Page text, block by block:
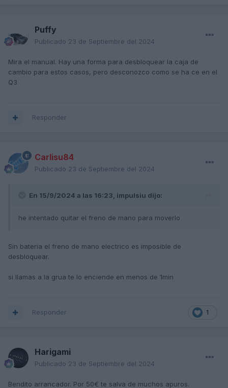
Puffy
Publicado 23 de Septiembre del 2024
Mira el manual. Hay una forma para desbloquear la caja de
cambio para estos casos, pero desconozco como se ha ce en el
Q3
Responder
Carlisu84
Publicado 23 de Septiembre del 2024
En 15/9/2024 a las 16:23, impulsiu dijo:
he intentado quitar el freno de mano para moverlo
Sin bateria el freno de mano electrico es imposible de
desbloquear.
si llamas a la grua te lo enciende en menos de 1min
1
Responder
Harigami
Publicado 23 de Septiembre del 2024
Bendito arrancador. Por 50€ te salva de muchos apuros.